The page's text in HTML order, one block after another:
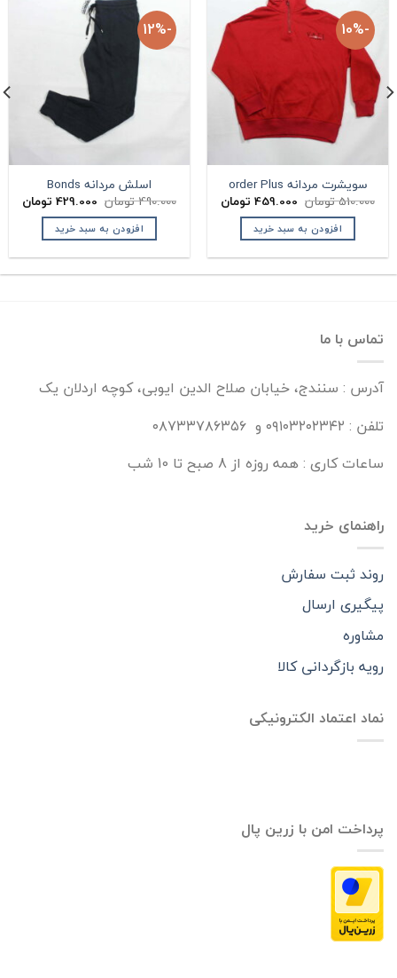
سویشرت مردانه order Plus
510.000تومان قیمت
اصلی:
510.000 تومان
بود.
459.000تومانقیمت
فعلی:
افزودن به سبد خرید
اسلش مردانه Bonds
490.000تومان قیمت
اصلی:
490.000 تومان
بود.
429.000تومانقیمت
فعلی:
افزودن به سبد خرید
تماس با ما
آدرس : سنندج، خیابان صلاح الدین ایوبی، کوچه اردلان یک
تلفن : ۰۹۱۰۳۲۰۲۳۴۲ و ۰۸۷۳۳۷۸۶۳۵۶
ساعات کاری : همه روزه از 8 صبح تا 10 شب
راهنمای خرید
روند ثبت سفارش
پیگیری ارسال
مشاوره
رویه بازگردانی کالا
نماد اعتماد الکترونیکی
پرداخت امن با زرین پال